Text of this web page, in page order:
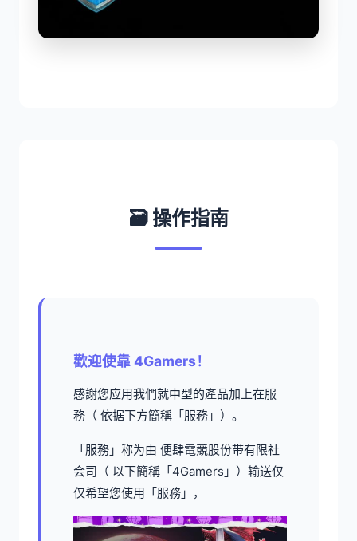
🗃️ 操作指南
歡迎使靠 4Gamers！
感謝您应用我們就中型的產品加上在服
務（ 依据下方簡稱「服務」）。
「服務」称为由 便肆電競股份带有限社
会司（ 以下簡稱「4Gamers」）输送仅
仅希望您使用「服務」，